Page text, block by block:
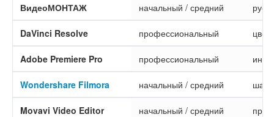
ВидеоМОНТАЖ начальный / средний
DaVinci Resolve профессиональный
Adobe Premiere Pro профессиональный
Wondershare Filmora начальный / средний
Movavi Video Editor начальный / средний